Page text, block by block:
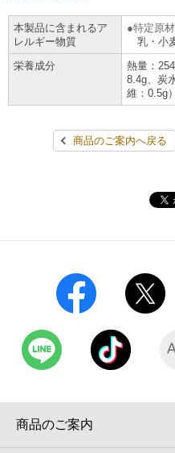
チケット
プリペイドサービス
スポーツ振興くじ
行政サービス
学び・教育
スマホプリペイド
レジでApple Accountにチャージ
オンラインフォトサービス
コインランドリー（店舗限定）
自転車シェアリング（店舗限定
モバイルバッテリーシェアリ
モバイルWi-Fiバッテリーシェ
荷物預かりサービス「
JTB
国内店舗数
売上高、店舗数推移
セブン‐イレブンの海外事業
データで見るセブン‐イレブン
セブン‐イレブンの「商品力」
セブン-イレブンの横顔
セブン-イレブンの歴史
4VISIONS
サステナビリティニュース
サステナビリティレポート
報告書ライブラリー
English (Corporate)
English (Services)
简体中文(服务)
한국어(서비스)
本製品に含まれるア
レルギー物質
特定原
乳・小
栄養成分
熱量：
8.4g、炭
維：0.5g
商品のご案内へ戻る
商品のご案内